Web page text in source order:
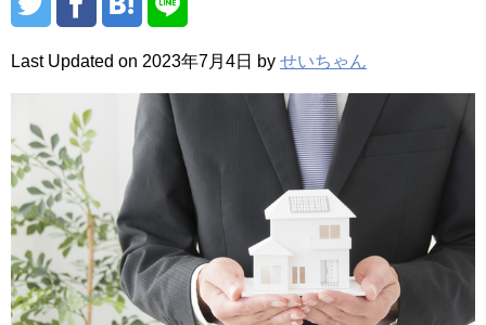
Last Updated on 2023年7月4日 by せいちゃん